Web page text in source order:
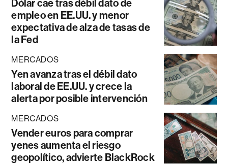
Dólar cae tras débil dato de
empleo en EE.UU. y menor
expectativa de alza de tasas de
la Fed
MERCADOS
Yen avanza tras el débil dato
laboral de EE.UU. y crece la
alerta por posible intervención
MERCADOS
Vender euros para comprar
yenes aumenta el riesgo
geopolítico, advierte BlackRock